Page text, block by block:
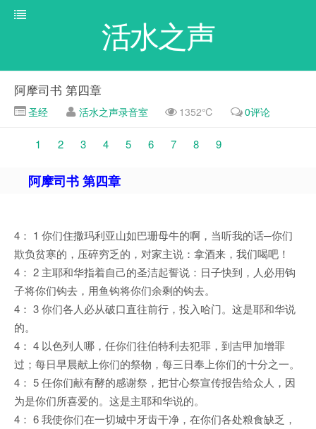
活水之声
阿摩司书 第四章
圣经 活水之声录音室 1352℃ 0评论
1 2 3 4 5 6 7 8 9
阿摩司书 第四章
4： 1 你们住撒玛利亚山如巴珊母牛的啊，当听我的话─你们
欺负贫寒的，压碎穷乏的，对家主说：拿酒来，我们喝吧！
4： 2 主耶和华指着自己的圣洁起誓说：日子快到，人必用钩
子将你们钩去，用鱼钩将你们余剩的钩去。
4： 3 你们各人必从破口直往前行，投入哈门。这是耶和华说
的。
4： 4 以色列人哪，任你们往伯特利去犯罪，到吉甲加增罪
过；每日早晨献上你们的祭物，每三日奉上你们的十分之一。
4： 5 任你们献有酵的感谢祭，把甘心祭宣传报告给众人，因
为是你们所喜爱的。这是主耶和华说的。
4： 6 我使你们在一切城中牙齿干净，在你们各处粮食缺乏，